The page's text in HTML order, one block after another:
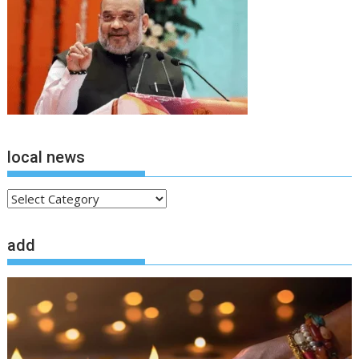
local news
local
add